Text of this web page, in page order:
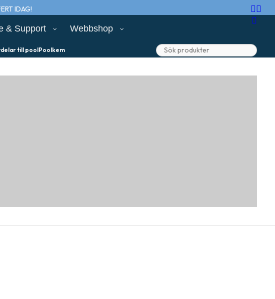
IDAG!
& Support Webbshop
till poolPoolkem